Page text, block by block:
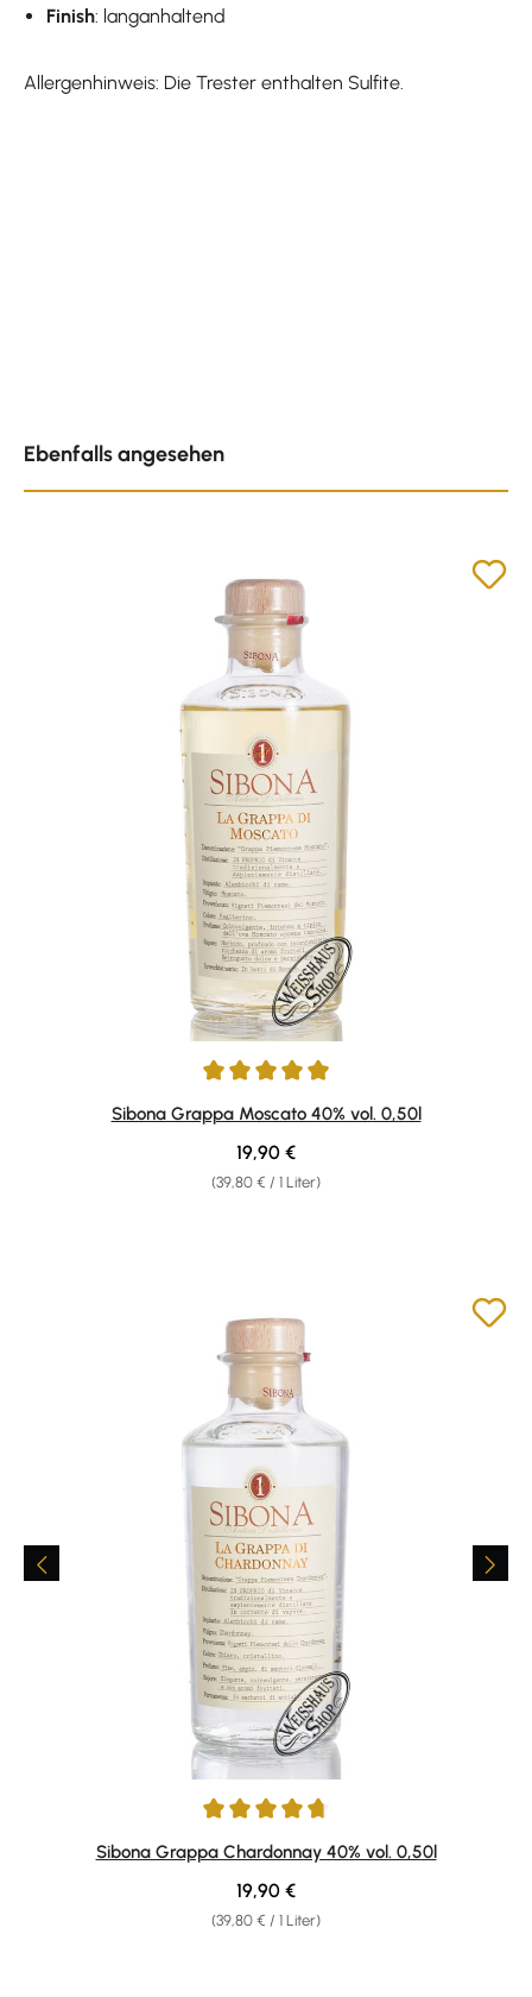
Finish: langanhaltend
Allergenhinweis: Die Trester enthalten Sulfite.
Ebenfalls angesehen
Durchschnittliche Bewertung von 4.9 von 5 Sternen
Sibona Grappa Moscato 40% vol. 0,50l
(39,80 € / 1 Liter)
Regulärer Preis:
19,90 €
Durchschnittliche Bewertung von 4.75 von 5 Sternen
Sibona Grappa Chardonnay 40% vol. 0,50l
(39,80 € / 1 Liter)
Regulärer Preis:
19,90 €